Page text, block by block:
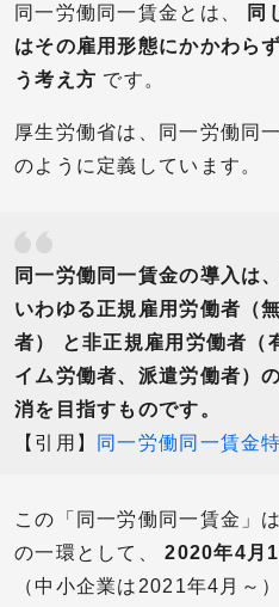
同一労働同一賃金とは、
同
はその雇用形態にかかわら
う考え方 です。
厚生労働省は、同一労働同
のように定義しています。
同一労働同一賃金の導入は
いわゆる正規雇用労働者（
者） と非正規雇用労働者（
イム労働者、派遣労働者）
消を目指すものです。
【引用】
同一労働同一賃金
この「同一労働同一賃金」
の一環として、2020年4月1
（中小企業は2021年4月～）